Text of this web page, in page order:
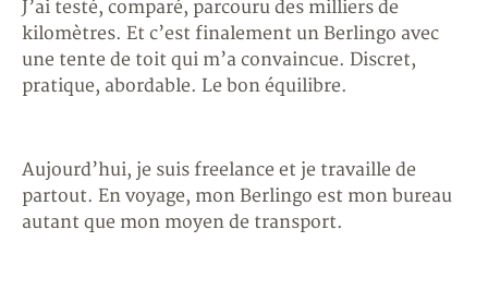
J’ai testé, comparé, parcouru des milliers de
kilomètres. Et c’est finalement un Berlingo avec
une tente de toit qui m’a convaincue. Discret,
pratique, abordable. Le bon équilibre.
Aujourd’hui, je suis freelance et je travaille de
partout. En voyage, mon Berlingo est mon bureau
autant que mon moyen de transport.